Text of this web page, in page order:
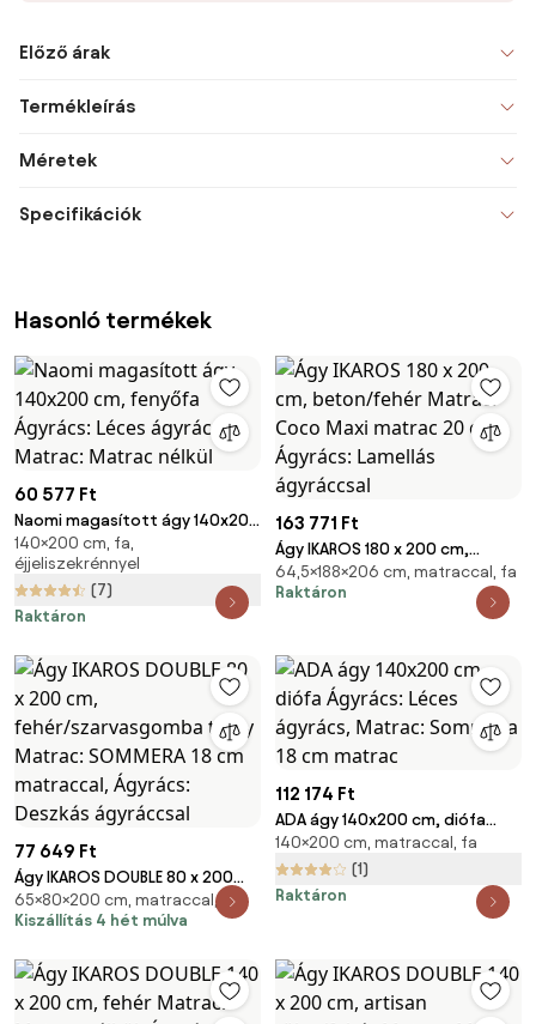
Előző árak
Termékleírás
Méretek
Specifikációk
Hasonló termékek
60 577 Ft
Naomi magasított ágy 140x200
cm, fenyőfa Ágyrács: Léces
ágyrács, Matrac: Matrac nélkül
140×200 cm, fa,
éjjeliszekrénnyel
(7)
Raktáron
163 771 Ft
Ágy IKAROS 180 x 200 cm,
beton/fehér Matrac: Coco
Maxi matrac 20 cm, Ágyrács:
64,5×188×206 cm, matraccal, fa
Raktáron
77 649 Ft
Ágy IKAROS DOUBLE 80 x 200
cm, fehér/szarvasgomba tölgy
Matrac: SOMMERA 18 cm
ágyráccsal
65×80×200 cm, matraccal, fa
Kiszállítás 4 hét múlva
112 174 Ft
ADA ágy 140x200 cm, diófa
Ágyrács: Léces ágyrács,
Matrac: Sommera 18 cm matrac
140×200 cm, matraccal, fa
(1)
Raktáron